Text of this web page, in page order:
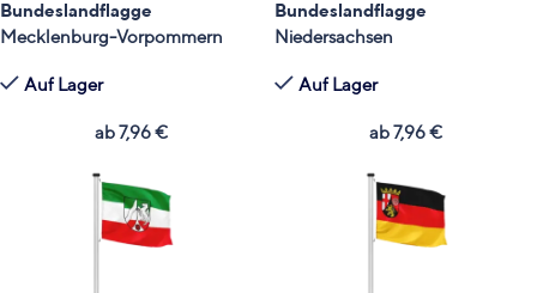
Bundeslandflagge
Mecklenburg-Vorpommern
Auf Lager
ab7,96€
Bundeslandflagge
Niedersachsen
Auf Lager
ab7,96€